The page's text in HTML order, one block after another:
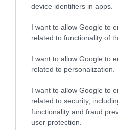
device identifiers in apps.
I want to allow Google to
related to functionality of
I want to allow Google to
related to personalization.
I want to allow Google to
related to security,
functionality and fraud
user protection.
«Επιχείρηση ελεύθερα
Αθήνα: